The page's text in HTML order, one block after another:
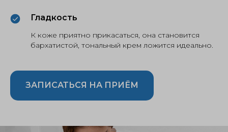
Гладкость
К коже приятно прикасаться, она становится
бархатистой, тональный крем ложится идеально.
ЗАПИСАТЬСЯ НА ПРИЁМ